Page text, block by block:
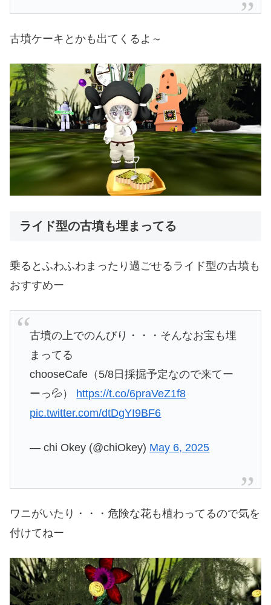
古墳ケーキとかも出てくるよ～
ライド型の古墳も埋まってる
乗るとふわふわまったり過ごせるライド型の古墳も
おすすめー
古墳の上でのんびり・・・そんなお宝も埋
まってる
chooseCafe（5/8日採掘予定なので来てー
ーっ💦） https://t.co/6praVeZ1f8
pic.twitter.com/dtDgYI9BF6
— chi Okey (@chiOkey) May 6, 2025
ワニがいたり・・・危険な花も植わってるので気を
付けてねー